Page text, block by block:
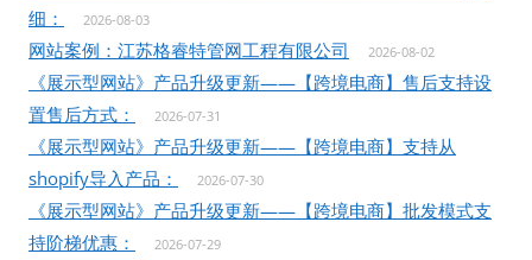
细：
2026-08-03
网站案例：江苏格睿特管网工程有限公司 2026-08-02
《展示型网站》产品升级更新——【跨境电商】售后支持设
置售后方式：
2026-07-31
《展示型网站》产品升级更新——【跨境电商】支持从
shopify导入产品：
2026-07-30
《展示型网站》产品升级更新——【跨境电商】批发模式支
持阶梯优惠：
2026-07-29